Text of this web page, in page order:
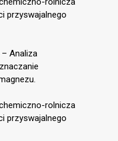
przyswajalnego
– Analiza
rolnicza
przyswajalnego